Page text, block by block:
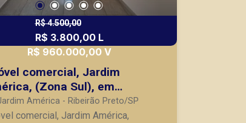
R$ 4.500,00
R$ 3.800,00 L
R$ 960.000,00 V
comercial, Jardim
(Zona Sul), em
Preto/SP:
América - Ribeirão Preto/SP
comercial, Jardim América,